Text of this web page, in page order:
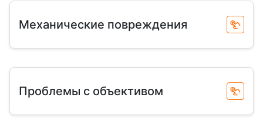
Механические повреждения
Проблемы с объективом